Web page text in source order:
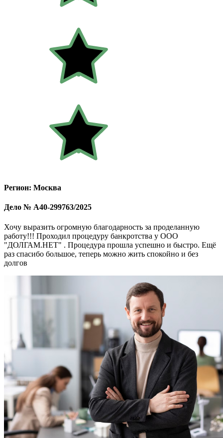
Регион: Москва
Дело № А40-299763/2025
Хочу выразить огромную благодарность за проделанную
работу!!! Проходил процедуру банкротства у ООО
"ДОЛГАМ.НЕТ" . Процедура прошла успешно и быстро. Ещё
раз спасибо большое, теперь можно жить спокойно и без
долгов